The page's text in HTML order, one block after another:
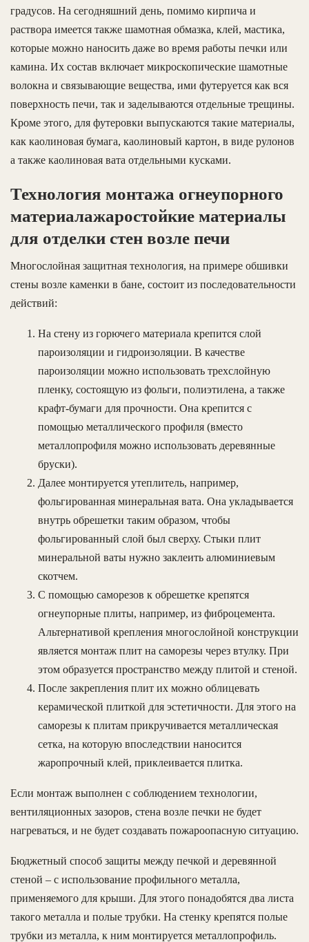
градусов. На сегодняшний день, помимо кирпича и
раствора имеется также шамотная обмазка, клей, мастика,
которые можно наносить даже во время работы печки или
камина. Их состав включает микроскопические шамотные
волокна и связывающие вещества, ими футеруется как вся
поверхность печи, так и заделываются отдельные трещины.
Кроме этого, для футеровки выпускаются такие материалы,
как каолиновая бумага, каолиновый картон, в виде рулонов
а также каолиновая вата отдельными кусками.
Технология монтажа огнеупорного
материалажаростойкие материалы
для отделки стен возле печи
Многослойная защитная технология, на примере обшивки
стены возле каменки в бане, состоит из последовательности
действий:
На стену из горючего материала крепится слой
пароизоляции и гидроизоляции. В качестве
пароизоляции можно использовать трехслойную
пленку, состоящую из фольги, полиэтилена, а также
крафт-бумаги для прочности. Она крепится с
помощью металлического профиля (вместо
металлопрофиля можно использовать деревянные
бруски).
Далее монтируется утеплитель, например,
фольгированная минеральная вата. Она укладывается
внутрь обрешетки таким образом, чтобы
фольгированный слой был сверху. Стыки плит
минеральной ваты нужно заклеить алюминиевым
скотчем.
С помощью саморезов к обрешетке крепятся
огнеупорные плиты, например, из фиброцемента.
Альтернативой крепления многослойной конструкции
является монтаж плит на саморезы через втулку. При
этом образуется пространство между плитой и стеной.
После закрепления плит их можно облицевать
керамической плиткой для эстетичности. Для этого на
саморезы к плитам прикручивается металлическая
сетка, на которую впоследствии наносится
жаропрочный клей, приклеивается плитка.
Если монтаж выполнен с соблюдением технологии,
вентиляционных зазоров, стена возле печки не будет
нагреваться, и не будет создавать пожароопасную ситуацию.
Бюджетный способ защиты между печкой и деревянной
стеной – с использование профильного металла,
применяемого для крыши. Для этого понадобятся два листа
такого металла и полые трубки. На стенку крепятся полые
трубки из металла, к ним монтируется металлопрофиль.